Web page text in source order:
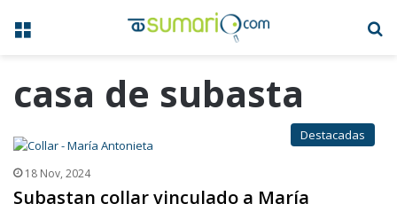
Menú
casa de subasta
Destacadas
18 Nov, 2024
Subastan collar vinculado a María